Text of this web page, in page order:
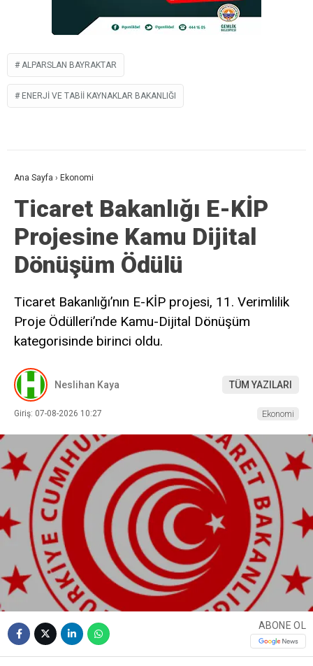
ALPARSLAN BAYRAKTAR
ENERJI VE TABII KAYNAKLAR BAKANLIĞI
Ana Sayfa › Ekonomi
Ticaret Bakanlığı E-KİP
Projesine Kamu Dijital
Dönüşüm Ödülü
Ticaret Bakanlığı’nın E-KİP projesi, 11. Verimlilik
Proje Ödülleri’nde Kamu-Dijital Dönüşüm
kategorisinde birinci oldu.
Neslihan Kaya TÜM YAZILARI
Giriş: 07-08-2026 10:27 Ekonomi
ABONE OL